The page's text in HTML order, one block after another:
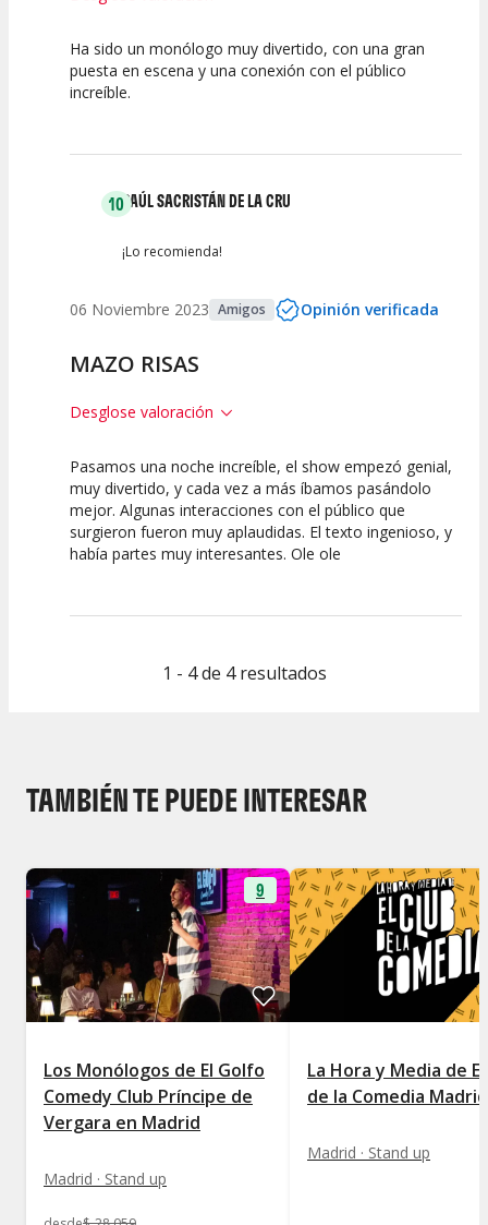
7.5
Calidad del
10 7.5
Ha sido un monólogo muy divertido, con una gran
puesta en escena y una conexión con el público
increíble.
10RAÚL SACRISTÁN DE LA CRU
¡Lo recomienda!
06 Noviembre 2023 Amigos Opinión verificada
MAZO RISAS
Desglose valoración
10
Calidad del
Espectáculo
10
Puesta en
Escena
10
Interpretación
artística
Pasamos una noche increíble, el show empezó genial,
muy divertido, y cada vez a más íbamos pasándolo
mejor. Algunas interacciones con el público que
surgieron fueron muy aplaudidas. El texto ingenioso, y
había partes muy interesantes. Ole ole
1 - 4 de 4 resultados
TAMBIÉN TE PUEDE INTERESAR
9
Los Monólogos de El Golfo
Comedy Club Príncipe de
Vergara en Madrid
Madrid · Stand up
La Hora y Media de
de la Comedia Madrid
Madrid · Stand up